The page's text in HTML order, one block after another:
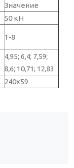
Значение
50 кН
1-8
4,95; 6,4; 7,59;
8,6; 10,71; 12,83
240х59